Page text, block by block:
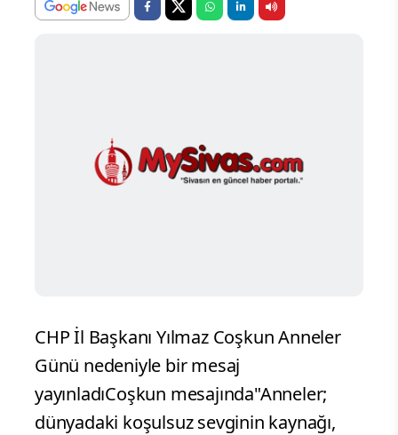
CHP İl Başkanı Yılmaz Coşkun Anneler
Günü nedeniyle bir mesaj
yayınladıCoşkun mesajında"Anneler;
dünyadaki koşulsuz sevginin kaynağı,